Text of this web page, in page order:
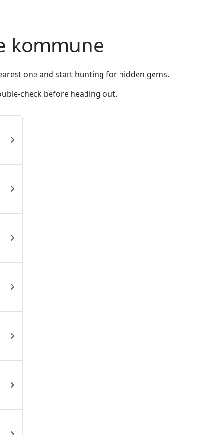
kommune
one and start hunting for hidden gems.
check before heading out.